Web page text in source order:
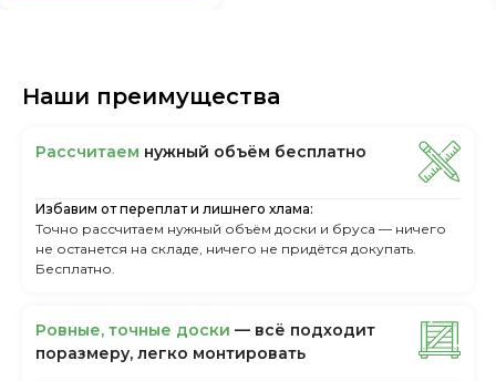
Наши преимущества
Рассчитаем нужный объём бесплатно
Избавим от переплат и лишнего хлама:
Точно рассчитаем нужный объём доски и бруса — ничего
не останется на складе, ничего не придётся докупать.
Бесплатно.
Ровные, точные доски — всё подходит
поразмеру, легкo монтировать